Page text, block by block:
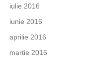
iulie 2016
iunie 2016
aprilie 2016
martie 2016